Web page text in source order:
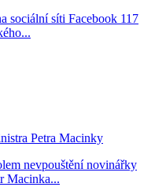
sociální síti Facebook 117
Petra Macinky
nevpouštění novinářky
Macinka...